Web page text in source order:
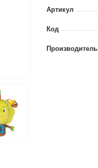
Артикул
Код
Производитель